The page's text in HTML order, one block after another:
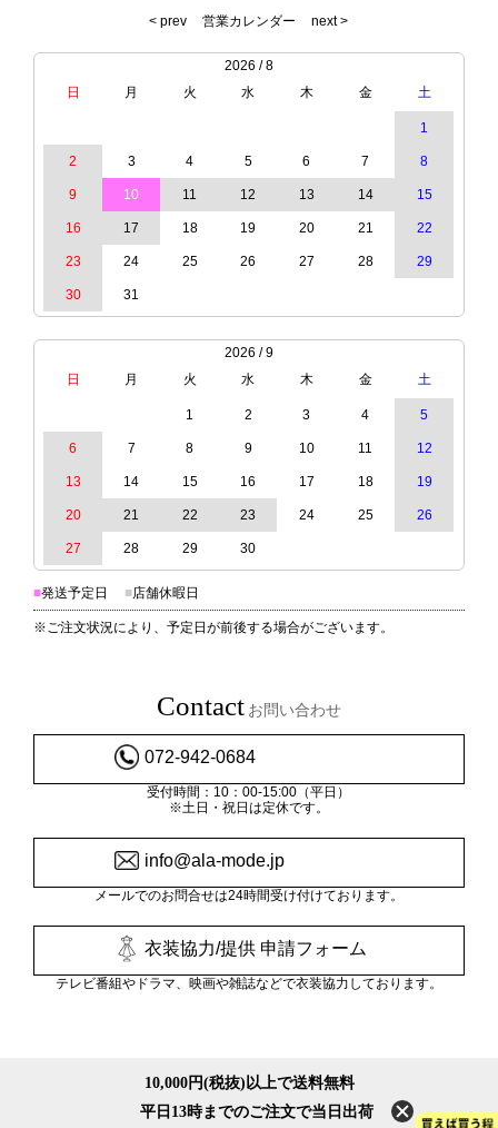
< prev 営業カレンダー next >
2026 / 8
日
月 火 水 木 金 土
1
2 3 4 5 6 7 8
9 10 11 12 13 14 15
16 17 18 19 20 21 22
23 24 25 26 27 28 29
30 31
2026 / 9
日
月 火 水 木 金 土
1 2 3 4 5
6 7 8 9 10 11 12
13 14 15 16 17 18 19
20 21 22 23 24 25 26
27 28 29 30
■発送予定日 ■店舗休暇日
※ご注文状況により、予定日が前後する場合がございます。
Contact お問い合わせ
072-942-0684
受付時間：10：00-15:00（平日）
※土日・祝日は定休です。
info@ala-mode.jp
メールでのお問合せは24時間受け付けております。
衣装協力/提供 申請フォーム
テレビ番組やドラマ、映画や雑誌などで衣装協力しております。
10,000円(税抜)以上で送料無料
平日13時までのご注文で当日出荷